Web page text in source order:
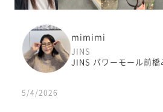
mimimi
JINS
JINS パワーモール前
5/4/2026